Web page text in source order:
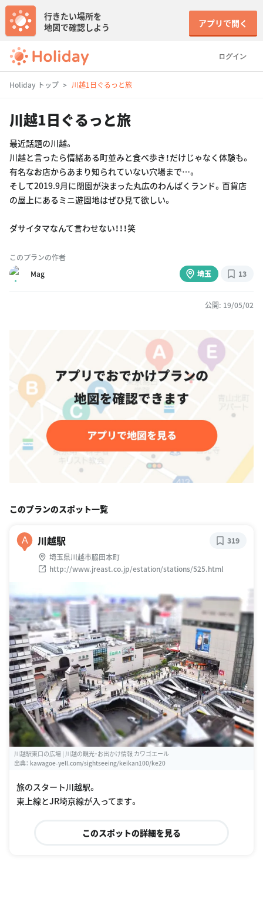
ログイン
行きたい場所を
地図で確認しよう
アプリで開く
Holiday トップ 川越1日ぐるっと旅
川越1日ぐるっと旅
最近話題の川越。
川越と言ったら情緒ある町並みと食べ歩き！だけじゃなく体験も。
有名なお店からあまり知られていない穴場まで…。
そして2019.9月に閉園が決まった丸広のわんぱくランド。百貨店
の屋上にあるミニ遊園地はぜひ見て欲しい。
ダサイタマなんて言わせない！！！笑
このプランの作者
Mag
埼玉 13
公開: 19/05/02
このプランのスポット一覧
A 川越駅
埼玉県川越市脇田本町
http://www.jreast.co.jp/estation/stations/525.html
319
川越駅東口の広場 | 川越の観光・お出かけ情報 カワゴエール
出典： kawagoe-yell.com/sightseeing/keikan100/ke20
旅のスタート川越駅。
東上線とJR埼京線が入ってます。
このスポットの詳細を見る